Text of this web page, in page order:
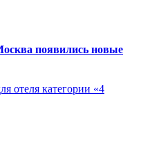
появились новые
отеля категории «4